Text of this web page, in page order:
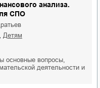
анализа.
СПО
детям
основные вопросы,
деятельности и